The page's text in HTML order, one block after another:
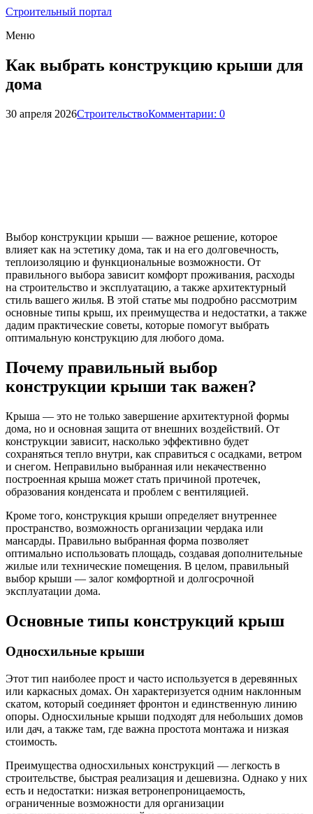
Строительный портал
Меню
Как выбрать конструкцию крыши для
дома
30 апреля 2026СтроительствоКомментарии: 0
Выбор конструкции крыши — важное решение, которое
влияет как на эстетику дома, так и на его долговечность,
теплоизоляцию и функциональные возможности. От
правильного выбора зависит комфорт проживания, расходы
на строительство и эксплуатацию, а также архитектурный
стиль вашего жилья. В этой статье мы подробно рассмотрим
основные типы крыш, их преимущества и недостатки, а также
дадим практические советы, которые помогут выбрать
оптимальную конструкцию для любого дома.
Почему правильный выбор
конструкции крыши так важен?
Крыша — это не только завершение архитектурной формы
дома, но и основная защита от внешних воздействий. От
конструкции зависит, насколько эффективно будет
сохраняться тепло внутри, как справиться с осадками, ветром
и снегом. Неправильно выбранная или некачественно
построенная крыша может стать причиной протечек,
образования конденсата и проблем с вентиляцией.
Кроме того, конструкция крыши определяет внутреннее
пространство, возможность организации чердака или
мансарды. Правильно выбранная форма позволяет
оптимально использовать площадь, создавая дополнительные
жилые или технические помещения. В целом, правильный
выбор крыши — залог комфортной и долгосрочной
эксплуатации дома.
Основные типы конструкций крыш
Односхильные крыши
Этот тип наиболее прост и часто используется в деревянных
или каркасных домах. Он характеризуется одним наклонным
скатом, который соединяет фронтон и единственную линию
опоры. Односхильные крыши подходят для небольших домов
или дач, а также там, где важна простота монтажа и низкая
стоимость.
Преимущества односхильных конструкций — легкость в
строительстве, быстрая реализация и дешевизна. Однако у них
есть и недостатки: низкая ветронепроницаемость,
ограниченные возможности для организации